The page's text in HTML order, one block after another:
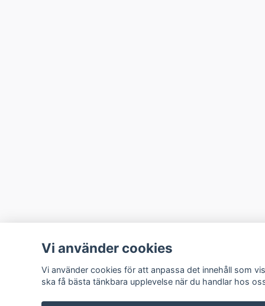
Vi använder cookies
Vi använder cookies för att anpassa det innehåll som
ska få bästa tänkbara upplevelse när du handlar hos